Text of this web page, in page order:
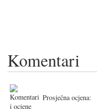
Komentari
Prosječna ocjena: